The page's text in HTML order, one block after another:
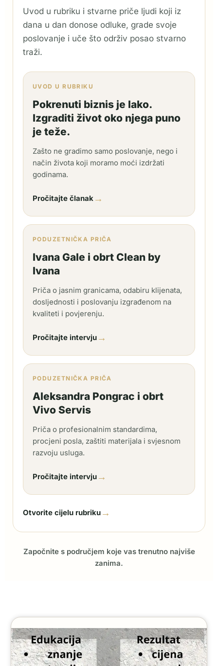
Uvod u rubriku i stvarne priče ljudi koji iz
dana u dan donose odluke, grade svoje
poslovanje i uče što održiv posao stvarno
traži.
UVOD U RUBRIKU
Pokrenuti biznis je lako.
Izgraditi život oko njega puno
je teže.
Zašto ne gradimo samo poslovanje, nego i
način života koji moramo moći izdržati
godinama.
Pročitajte članak →
PODUZETNIČKA PRIČA
Ivana Gale i obrt Clean by
Ivana
Priča o jasnim granicama, odabiru klijenata,
dosljednosti i poslovanju izgrađenom na
kvaliteti i povjerenju.
Pročitajte intervju →
PODUZETNIČKA PRIČA
Aleksandra Pongrac i obrt
Vivo Servis
Priča o profesionalnim standardima,
procjeni posla, zaštiti materijala i svjesnom
razvoju usluga.
Pročitajte intervju →
Otvorite cijelu rubriku →
Započnite s područjem koje vas trenutno najviše
zanima.